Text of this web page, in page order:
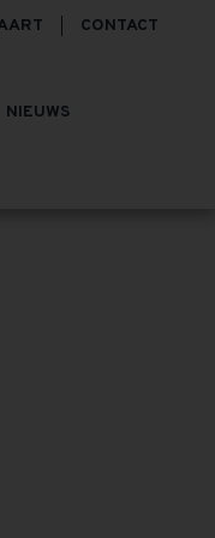
CONTACT
NIEUWS